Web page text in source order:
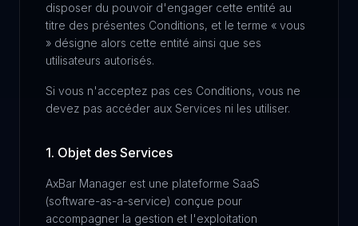
disposer du pouvoir d'engager cette entité au
titre des présentes Conditions, et le terme « vous
» désigne alors cette entité ainsi que ses
utilisateurs autorisés.
Si vous n'acceptez pas ces Conditions, vous ne
devez pas accéder aux Services ni les utiliser.
1. Objet des Services
AxBar Manager est une plateforme SaaS
(software-as-a-service) conçue pour
accompagner la gestion et l'exploitation